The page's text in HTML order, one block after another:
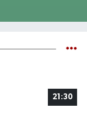
21:30